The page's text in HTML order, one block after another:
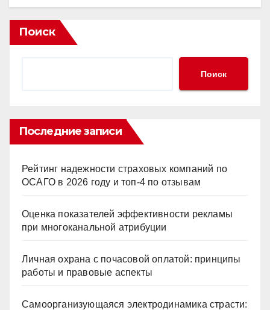
at
s
A
er e
n
р
ть
Поиск
Поиск
Последние записи
Рейтинг надежности страховых компаний по
ОСАГО в 2026 году и топ-4 по отзывам
Оценка показателей эффективности рекламы
при многоканальной атрибуции
Личная охрана с почасовой оплатой: принципы
работы и правовые аспекты
Самоорганизующаяся электродинамика страсти: